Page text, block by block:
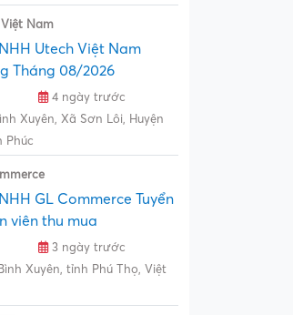
Nam
Utech Việt Nam
Tháng 08/2026
4 ngày trước
Xuyên, Xã Sơn Lôi, Huyện
Phúc
GL Commerce Tuyển
viên thu mua
3 ngày trước
Xuyên, tỉnh Phú Thọ, Việt